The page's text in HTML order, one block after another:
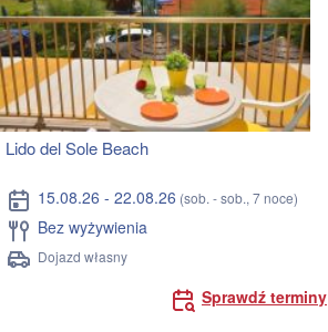
Lido del Sole Beach
15.08.26 - 22.08.26 (sob. - sob., 7 noce)
Bez wyżywienia
Dojazd własny
Sprawdź terminy